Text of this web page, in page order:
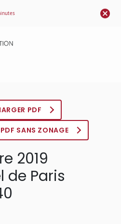
PDF
SANS ZONAGE
2019
de Paris